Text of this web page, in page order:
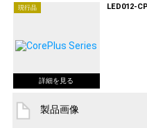
現行品 LED012-
製品画像